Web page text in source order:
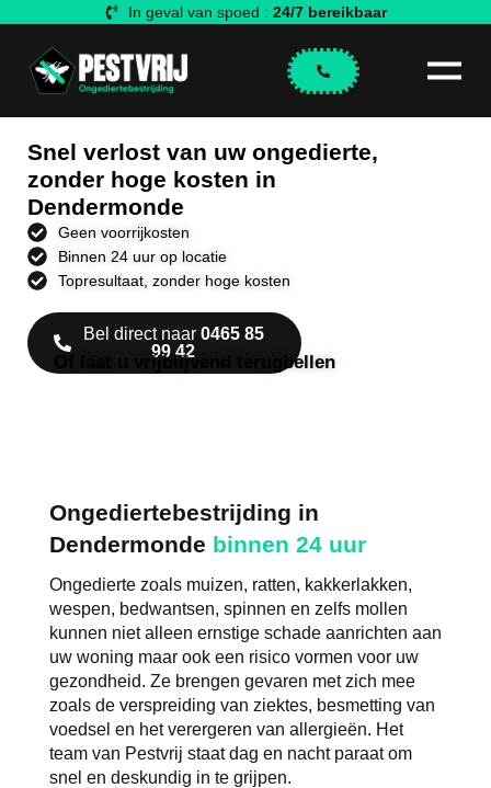
In geval van spoed :24/7 bereikbaar
Snel verlost van uw ongedierte,
zonder hoge kosten in
Dendermonde
Geen voorrijkosten
Binnen 24 uur op locatie
Topresultaat, zonder hoge kosten
Bel direct naar 0465 85
99 42
Of laat u vrijblijvend terugbellen
Ongediertebestrijding in
Dendermonde binnen 24 uur
Ongedierte zoals muizen, ratten, kakkerlakken,
wespen, bedwantsen, spinnen en zelfs mollen
kunnen niet alleen ernstige schade aanrichten aan
uw woning maar ook een risico vormen voor uw
gezondheid. Ze brengen gevaren met zich mee
zoals de verspreiding van ziektes, besmetting van
voedsel en het verergeren van allergieën. Het
team van Pestvrij staat dag en nacht paraat om
snel en deskundig in te grijpen.